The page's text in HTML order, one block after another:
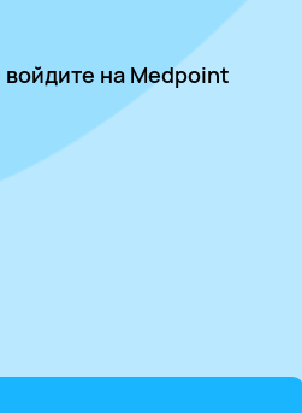
войдите на Medpoint